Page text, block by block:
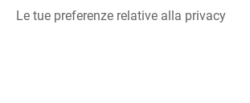
Le tue preferenze relative alla privacy